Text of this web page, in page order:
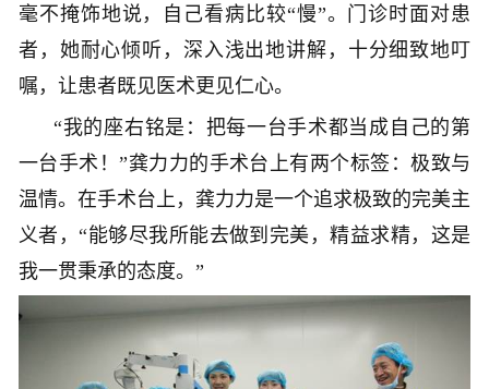
毫不掩饰地说，自己看病比较“慢”。门诊时面对患
者，她耐心倾听，深入浅出地讲解，十分细致地叮
嘱，让患者既见医术更见仁心。
“我的座右铭是：把每一台手术都当成自己的第
一台手术！”龚力力的手术台上有两个标签：极致与
温情。在手术台上，龚力力是一个追求极致的完美主
义者，“能够尽我所能去做到完美，精益求精，这是
我一贯秉承的态度。”